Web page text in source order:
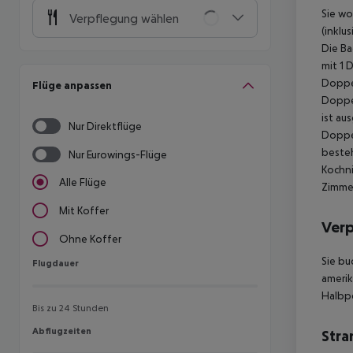
Verpflegung wählen
Flüge anpassen
Nur Direktflüge
Nur Eurowings-Flüge
Alle Flüge
Mit Koffer
Ohne Koffer
Flugdauer
Flugdauer
Bis zu 24 Stunden
Abflugzeiten
Abflugzeiten
Sie
Die
mit 1
ist
Sie